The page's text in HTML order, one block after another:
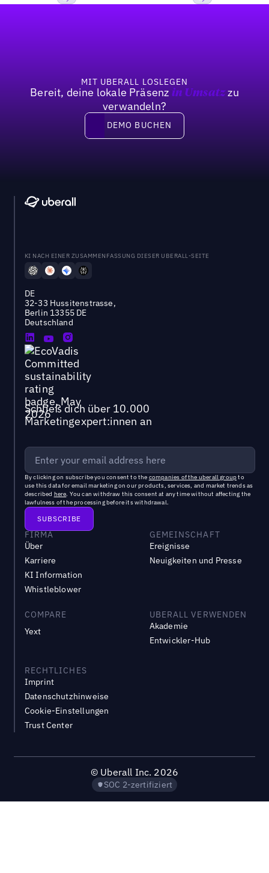
MIT UBERALL LOSLEGEN
Bereit, deine lokale Präsenz in Umsatzzu
verwandeln?
DEMO BUCHEN
DEMO BUCHEN
KI NACH EINER ZUSAMMENFASSUNG DIESER UBERALL-SEITE
DE
32-33 Hussitenstrasse,
Berlin 13355 DE
Deutschland
Schließ dich über 10.000
Marketingexpert:innen an
By clicking on subscribe you consent to the companies of the uberall groupto
use this data for email marketing on our products, services, and market trends as
described here. You can withdraw this consent at any time without affecting the
lawfulness of the processing before its withdrawal.
FIRMA
Über
Karriere
KI Information
Whistleblower
GEMEINSCHAFT
Ereignisse
Neuigkeiten und Presse
COMPARE
Yext
UBERALL VERWENDEN
Akademie
Entwickler-Hub
RECHTLICHES
Imprint
Datenschutzhinweise
Cookie-Einstellungen
Trust Center
© Uberall Inc. 2026
SOC 2-zertifiziert